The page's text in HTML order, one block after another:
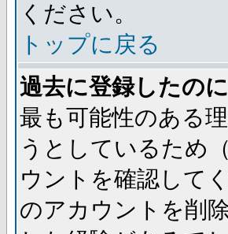
ください。
トップに戻る
過去に登録したの
最も可能性のある
うとしているため
ウントを確認して
のアカウントを削